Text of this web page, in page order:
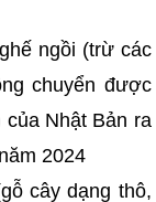
ngồi (trừ các
chuyển được
Nhật Bản ra
2024
cây dạng thô,